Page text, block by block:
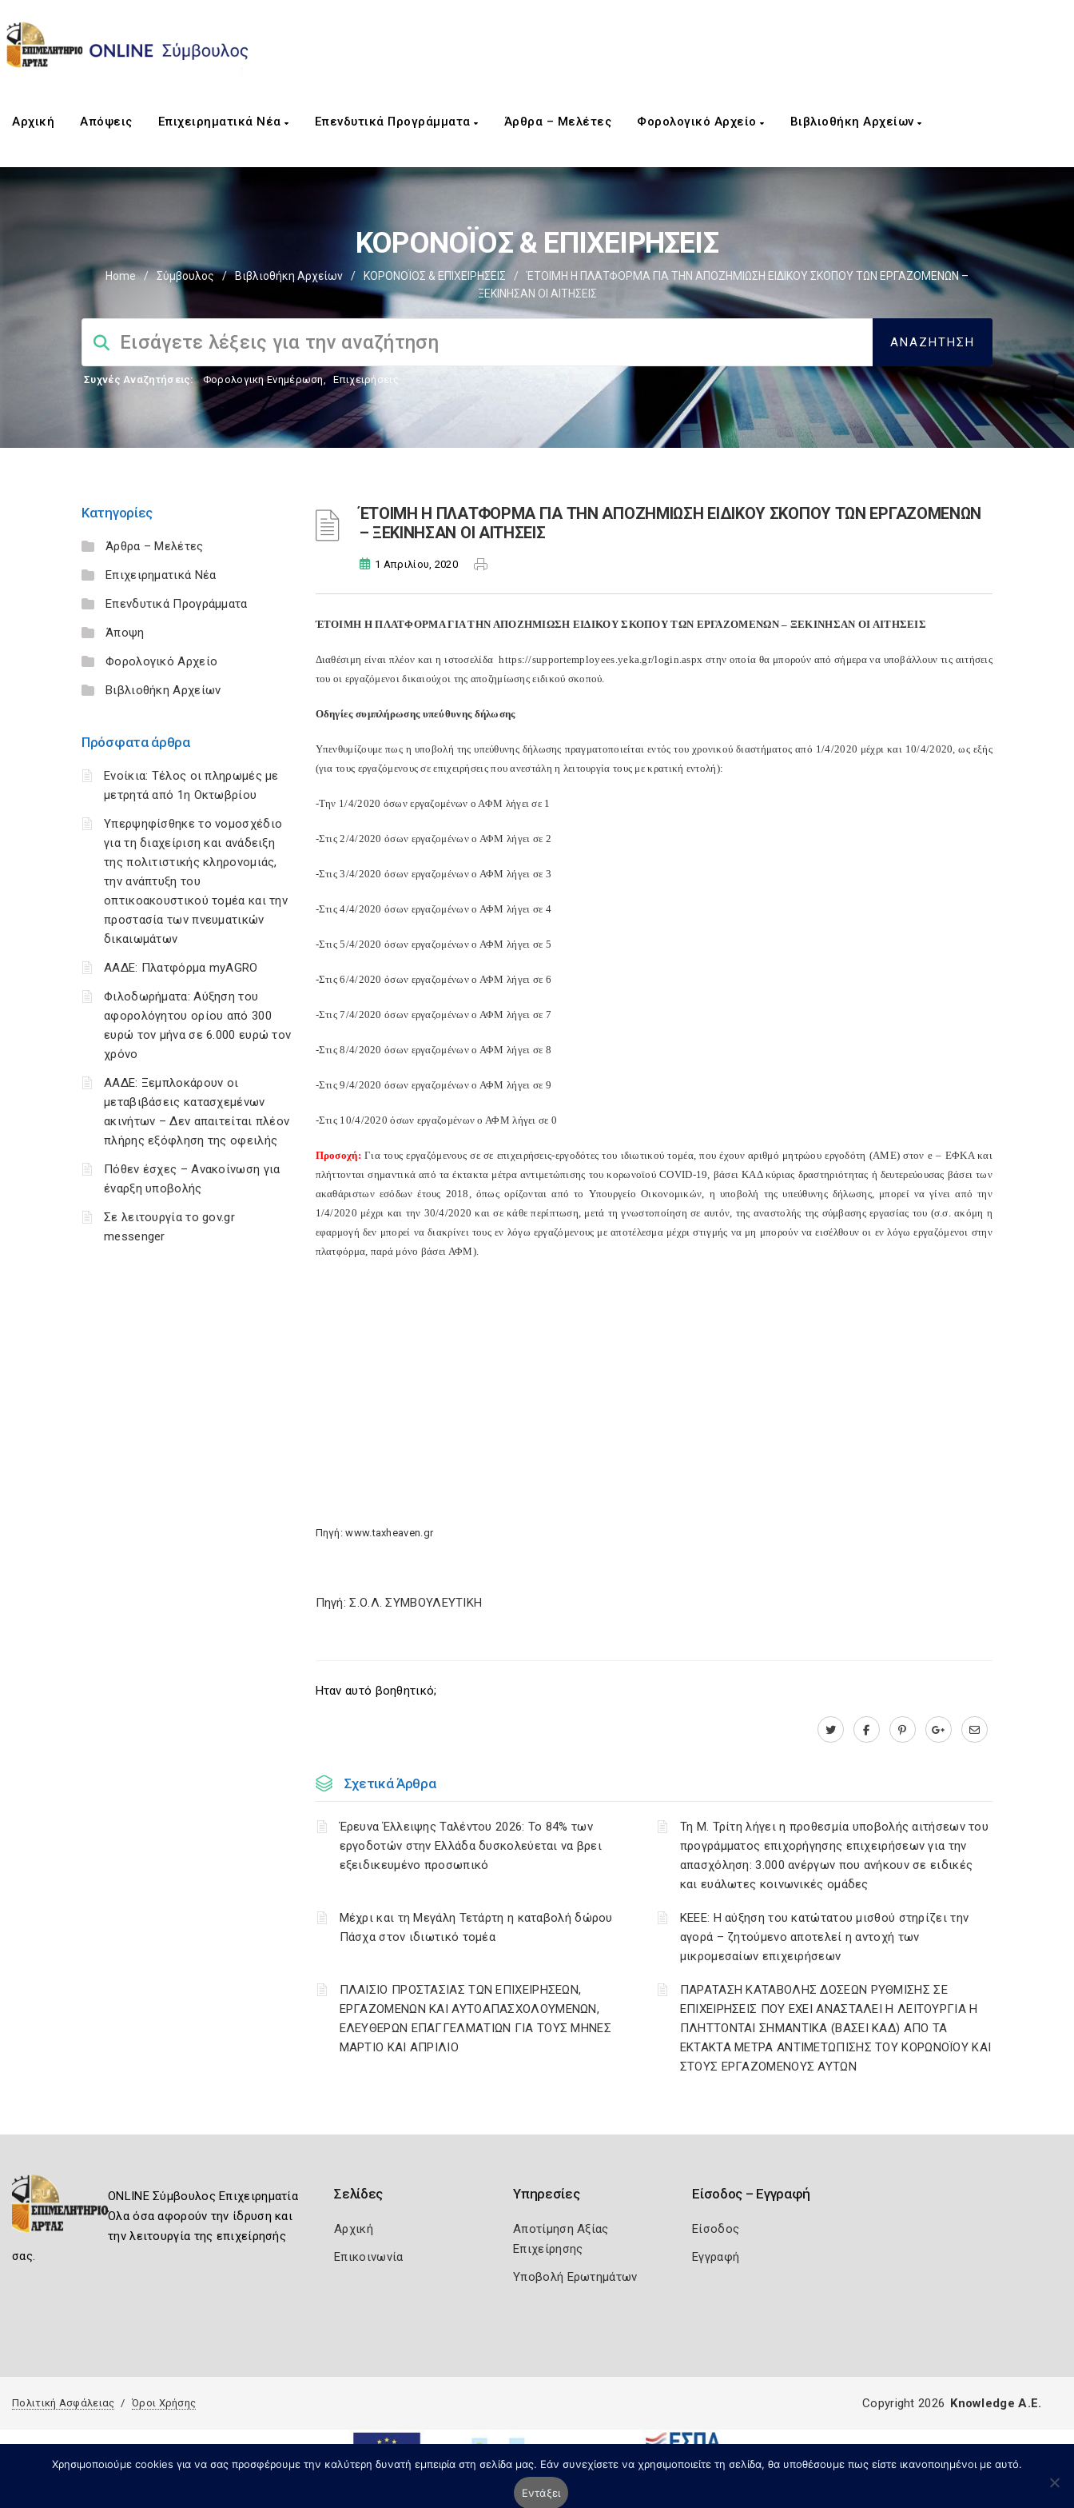
Αρχική Απόψεις Επιχειρηματικά Νέα Επενδυτικά Προγράμματα Άρθρα – Μελέτες Φορολογικό Αρχείο Βιβλιοθήκη Αρχείων
ΚΟΡΟΝΟΪΟΣ & ΕΠΙΧΕΙΡΗΣΕΙΣ
Home / Σύμβουλος / Βιβλιοθήκη Αρχείων / ΚΟΡΟΝΟΪΟΣ & ΕΠΙΧΕΙΡΗΣΕΙΣ /
ΈΤΟΙΜΗ Η ΠΛΑΤΦΟΡΜΑ ΓΙΑ ΤΗΝ ΑΠΟΖΗΜΙΩΣΗ ΕΙΔΙΚΟΥ ΣΚΟΠΟΥ ΤΩΝ ΕΡΓΑΖΟΜΕΝΩΝ –
ΞΕΚΙΝΗΣΑΝ ΟΙ ΑΙΤΗΣΕΙΣ
Συχνές Αναζητήσεις: Φορολογικη Ενημέρωση, Επιχειρήσεις
Κατηγορίες
Άρθρα – Μελέτες
Επιχειρηματικά Νέα
Επενδυτικά Προγράμματα
Άποψη
Φορολογικό Αρχείο
Βιβλιοθήκη Αρχείων
Πρόσφατα άρθρα
Ενοίκια: Τέλος οι πληρωμές με
μετρητά από 1η Οκτωβρίου
Υπερψηφίσθηκε το νομοσχέδιο
για τη διαχείριση και ανάδειξη
της πολιτιστικής κληρονομιάς,
την ανάπτυξη του
οπτικοακουστικού τομέα και την
προστασία των πνευματικών
δικαιωμάτων
ΑΑΔΕ: Πλατφόρμα myAGRO
Φιλοδωρήματα: Αύξηση του
αφορολόγητου ορίου από 300
ευρώ τον μήνα σε 6.000 ευρώ τον
χρόνο
ΑΑΔΕ: Ξεμπλοκάρουν οι
μεταβιβάσεις κατασχεμένων
ακινήτων – Δεν απαιτείται πλέον
πλήρης εξόφληση της οφειλής
Πόθεν έσχες – Ανακοίνωση για
έναρξη υποβολής
Σε λειτουργία το gov.gr
messenger
ΈΤΟΙΜΗ Η ΠΛΑΤΦΟΡΜΑ ΓΙΑ ΤΗΝ ΑΠΟΖΗΜΙΩΣΗ ΕΙΔΙΚΟΥ ΣΚΟΠΟΥ ΤΩΝ ΕΡΓΑΖΟΜΕΝΩΝ
– ΞΕΚΙΝΗΣΑΝ ΟΙ ΑΙΤΗΣΕΙΣ
1 Απριλίου, 2020
ΈΤΟΙΜΗ Η ΠΛΑΤΦΟΡΜΑ ΓΙΑ ΤΗΝ ΑΠΟΖΗΜΙΩΣΗ ΕΙΔΙΚΟΥ ΣΚΟΠΟΥ ΤΩΝ ΕΡΓΑΖΟΜΕΝΩΝ – ΞΕΚΙΝΗΣΑΝ ΟΙ ΑΙΤΗΣΕΙΣ
Διαθέσιμη είναι πλέον και η ιστοσελίδα https://supportemployees.yeka.gr/login.aspx στην οποία θα μπορούν από σήμερα να υποβάλλουν τις αιτήσεις
του οι εργαζόμενοι δικαιούχοι της αποζημίωσης ειδικού σκοπού.
Οδηγίες συμπλήρωσης υπεύθυνης δήλωσης
Υπενθυμίζουμε πως η υποβολή της υπεύθυνης δήλωσης πραγματοποιείται εντός του χρονικού διαστήματος από 1/4/2020 μέχρι και 10/4/2020, ως εξής
(για τους εργαζόμενους σε επιχειρήσεις που ανεστάλη η λειτουργία τους με κρατική εντολή):
-Την 1/4/2020 όσων εργαζομένων ο ΑΦΜ λήγει σε 1
-Στις 2/4/2020 όσων εργαζομένων ο ΑΦΜ λήγει σε 2
-Στις 3/4/2020 όσων εργαζομένων ο ΑΦΜ λήγει σε 3
-Στις 4/4/2020 όσων εργαζομένων ο ΑΦΜ λήγει σε 4
-Στις 5/4/2020 όσων εργαζομένων ο ΑΦΜ λήγει σε 5
-Στις 6/4/2020 όσων εργαζομένων ο ΑΦΜ λήγει σε 6
-Στις 7/4/2020 όσων εργαζομένων ο ΑΦΜ λήγει σε 7
-Στις 8/4/2020 όσων εργαζομένων ο ΑΦΜ λήγει σε 8
-Στις 9/4/2020 όσων εργαζομένων ο ΑΦΜ λήγει σε 9
-Στις 10/4/2020 όσων εργαζομένων ο ΑΦΜ λήγει σε 0
Προσοχή: Για τους εργαζόμενους σε σε επιχειρήσεις-εργοδότες του ιδιωτικού τομέα, που έχουν αριθμό μητρώου εργοδότη (ΑΜΕ) στον e – ΕΦΚΑ και
πλήττονται σημαντικά από τα έκτακτα μέτρα αντιμετώπισης του κορωνοϊούCOVID-19, βάσει ΚΑΔ κύριας δραστηριότητας ή δευτερεύουσας βάσει των
ακαθάριστων εσόδων έτους 2018, όπως ορίζονται από το Υπουργείο Οικονομικών, η υποβολή της υπεύθυνης δήλωσης, μπορεί να γίνει από την
1/4/2020 μέχρι και την 30/4/2020 και σε κάθε περίπτωση, μετά τη γνωστοποίηση σε αυτόν, της αναστολής της σύμβασης εργασίας του (σ.σ. ακόμη η
εφαρμογή δεν μπορεί να διακρίνει τους εν λόγω εργαζόμενους με αποτέλεσμα μέχρι στιγμής να μη μπορούν να εισέλθουν οι εν λόγω εργαζόμενοι στην
πλατφόρμα, παρά μόνο βάσει ΑΦΜ).
Πηγή: www.taxheaven.gr
Πηγή: Σ.Ο.Λ. ΣΥΜΒΟΥΛΕΥΤΙΚΗ
Ηταν αυτό βοηθητικό;
Σχετικά Άρθρα
Έρευνα Έλλειψης Ταλέντου 2026: Το 84% των
εργοδοτών στην Ελλάδα δυσκολεύεται να βρει
εξειδικευμένο προσωπικό
Τη Μ. Τρίτη λήγει η προθεσμία υποβολής αιτήσεων του
προγράμματος επιχορήγησης επιχειρήσεων για την
απασχόληση: 3.000 ανέργων που ανήκουν σε ειδικές
και ευάλωτες κοινωνικές ομάδες
Μέχρι και τη Μεγάλη Τετάρτη η καταβολή δώρου
Πάσχα στον ιδιωτικό τομέα
ΚΕΕΕ: Η αύξηση του κατώτατου μισθού στηρίζει την
αγορά – ζητούμενο αποτελεί η αντοχή των
μικρομεσαίων επιχειρήσεων
ΠΛΑΙΣΙΟ ΠΡΟΣΤΑΣΙΑΣ ΤΩΝ ΕΠΙΧΕΙΡΗΣΕΩΝ,
ΕΡΓΑΖΟΜΕΝΩΝ ΚΑΙ ΑΥΤΟΑΠΑΣΧΟΛΟΥΜΕΝΩΝ,
ΕΛΕΥΘΕΡΩΝ ΕΠΑΓΓΕΛΜΑΤΙΩΝ ΓΙΑ ΤΟΥΣ ΜΗΝΕΣ
ΜΑΡΤΙΟ ΚΑΙ ΑΠΡΙΛΙΟ
ΠΑΡΑΤΑΣΗ ΚΑΤΑΒΟΛΗΣ ΔΟΣΕΩΝ ΡΥΘΜΙΣΗΣ ΣΕ
ΕΠΙΧΕΙΡΗΣΕΙΣ ΠΟΥ ΕΧΕΙ ΑΝΑΣΤΑΛΕΙ Η ΛΕΙΤΟΥΡΓΙΑ Η
ΠΛΗΤΤΟΝΤΑΙ ΣΗΜΑΝΤΙΚΑ (ΒΑΣΕΙ ΚΑΔ) ΑΠΟ ΤΑ
ΕΚΤΑΚΤΑ ΜΕΤΡΑ ΑΝΤΙΜΕΤΩΠΙΣΗΣ ΤΟΥ ΚΟΡΩΝΟΪΟΥ ΚΑΙ
ΣΤΟΥΣ ΕΡΓΑΖΟΜΕΝΟΥΣ ΑΥΤΩΝ
ONLINE Σύμβουλος Επιχειρηματία
Όλα όσα αφορούν την ίδρυση και
την λειτουργία της επιχείρησής
σας.
Σελίδες
Αρχική
Επικοινωνία
Υπηρεσίες
Αποτίμηση Αξίας
Επιχείρησης
Υποβολή Ερωτημάτων
Είσοδος – Εγγραφή
Είσοδος
Εγγραφή
Πολιτική Ασφάλειας Όροι Χρήσης
Χρησιμοποιούμε cookies για να σας προσφέρουμε την καλύτερη δυνατή εμπειρία στη σελίδα μας. Εάν συνεχίσετε να χρησιμοποιείτε τη σελίδα, θα υποθέσουμε πως είστε ικανοποιημένοι με αυτό.
Εντάξει
Copyright 2026 Knowledge A.E.